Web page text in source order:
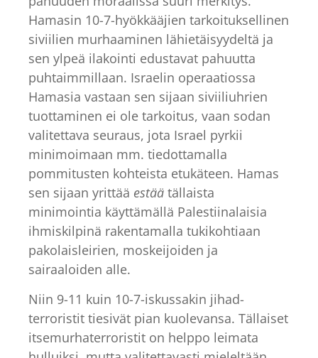
Hamasin 10-7-hyökkääjien tarkoituksellinen
siviilien murhaaminen lähietäisyydeltä ja
sen ylpeä ilakointi edustavat pahuutta
puhtaimmillaan. Israelin operaatiossa
Hamasia vastaan sen sijaan siviiliuhrien
tuottaminen ei ole tarkoitus, vaan sodan
valitettava seuraus, jota Israel pyrkii
minimoimaan mm. tiedottamalla
pommitusten kohteista etukäteen. Hamas
sen sijaan yrittää estää tällaista
minimointia käyttämällä Palestiinalaisia
ihmiskilpinä rakentamalla tukikohtiaan
pakolaisleirien, moskeijoiden ja
sairaaloiden alle.
Niin 9-11 kuin 10-7-iskussakin jihad-
terroristit tiesivät pian kuolevansa. Tällaiset
itsemurhaterroristit on helppo leimata